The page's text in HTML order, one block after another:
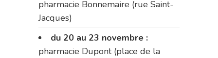
pharmacie Bonnemaire (rue Saint-
Jacques)
du 20 au 23 novembre :
pharmacie Dupont (place de la